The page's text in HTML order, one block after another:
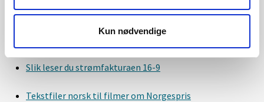
Kun nødvendige
Slik bestiller du Norgespris 16-9
Slik leser du strømfakturaen 9-16
Slik leser du strømfakturaen 16-9
Tekstfiler norsk til filmer om Norgespris